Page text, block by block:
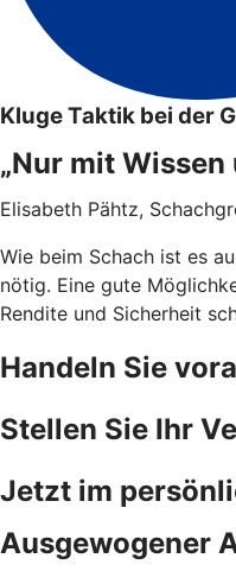
Kluge Taktik bei der
„Nur mit
Elisabeth Pähtz,
Wie beim Schach ist es
nötig. Eine gute
Rendite und Sicherheit
Handeln Sie
Stellen Sie Ihr
Jetzt im
Ausgewogener